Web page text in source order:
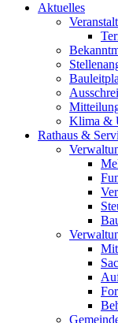
Aktuelles
Klima &
Rathaus &